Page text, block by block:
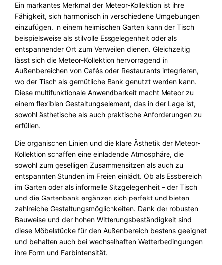
t
e
o
r
M
I
n
d
o
o
r
–
O
u
t
d
o
o
r
S
e
r
r
Ein markantes Merkmal der Meteor-Kollektion ist ihre
Fähigkeit, sich harmonisch in verschiedene Umgebungen
einzufügen. In einem heimischen Garten kann der Tisch
beispielsweise als stilvolle Essgelegenheit oder als
entspannender Ort zum Verweilen dienen. Gleichzeitig
lässt sich die Meteor-Kollektion hervorragend in
Außenbereichen von Cafés oder Restaurants integrieren,
wo der Tisch als gemütliche Bank genutzt werden kann.
Diese multifunktionale Anwendbarkeit macht Meteor zu
einem flexiblen Gestaltungselement, das in der Lage ist,
sowohl ästhetische als auch praktische Anforderungen zu
erfüllen.
Die organischen Linien und die klare Ästhetik der Meteor-
Kollektion schaffen eine einladende Atmosphäre, die
sowohl zum geselligen Zusammensitzen als auch zu
entspannten Stunden im Freien einlädt. Ob als Essbereich
im Garten oder als informelle Sitzgelegenheit – der Tisch
und die Gartenbank ergänzen sich perfekt und bieten
zahlreiche Gestaltungsmöglichkeiten. Dank der robusten
Bauweise und der hohen Witterungsbeständigkeit sind
diese Möbelstücke für den Außenbereich bestens geeignet
und behalten auch bei wechselhaften Wetterbedingungen
ihre Form und Farbintensität.